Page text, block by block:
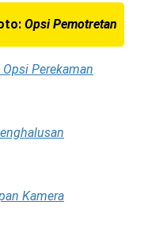
Opsi Pemotretan
Opsi Perekaman
Kamera